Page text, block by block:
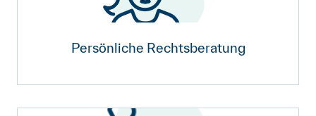
Persönliche Rechtsberatung